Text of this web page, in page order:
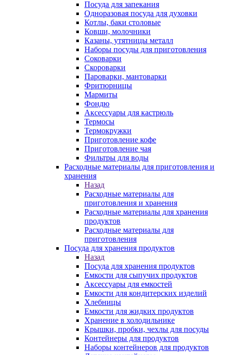
Посуда для запекания
Одноразовая посуда для духовки
Котлы, баки столовые
Ковши, молочники
Казаны, утятницы металл
Наборы посуды для приготовления
Соковарки
Скороварки
Пароварки, мантоварки
Фритюрницы
Мармиты
Фондю
Аксессуары для кастрюль
Термосы
Термокружки
Приготовление кофе
Приготовление чая
Фильтры для воды
Расходные материалы для приготовления и
хранения
Назад
Расходные материалы для
приготовления и хранения
Расходные материалы для хранения
продуктов
Расходные материалы для
приготовления
Посуда для хранения продуктов
Назад
Посуда для хранения продуктов
Емкости для сыпучих продуктов
Аксессуары для емкостей
Емкости для кондитерских изделий
Хлебницы
Емкости для жидких продуктов
Хранение в холодильнике
Крышки, пробки, чехлы для посуды
Контейнеры для продуктов
Наборы контейнеров для продуктов